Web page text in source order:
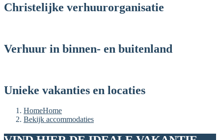
Christelijke verhuurorganisatie
Verhuur in binnen- en buitenland
Unieke vakanties en locaties
HomeHome
Bekijk accommodaties